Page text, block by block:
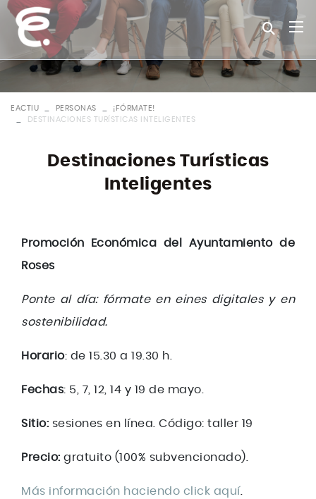
EACTIU PERSONAS
¡FÓRMATE!
DESTINACIONES TURÍSTICAS INTELIGENTES
Destinaciones Turísticas
Inteligentes
Promoción Económica del Ayuntamiento de
Roses
Ponte al día: fórmate en eines digitales y en
sostenibilidad.
Horario: de 15.30 a 19.30 h.
Fechas: 5, 7, 12, 14 y 19 de mayo.
Sitio: sesiones en línea. Código: taller 19
Precio: gratuito (100% subvencionado).
Más información haciendo click aquí